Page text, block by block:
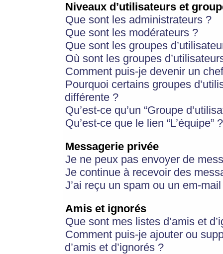
Niveaux d’utilisateurs et
Que sont les administrateurs ?
Que sont les modérateurs ?
Que sont les groupes
Où sont les groupes
Comment puis-je devenir un
Pourquoi certains groupes
différente ?
Qu’est-ce qu’un “Groupe
Qu’est-ce que le lien “L’équipe” ?
Messagerie privée
Je ne peux pas envoyer de
Je continue à recevoir des
J’ai reçu un spam ou un em-
Amis et ignorés
Que sont mes listes d’amis et
Comment puis-je ajouter ou
d’amis et d’ignorés ?